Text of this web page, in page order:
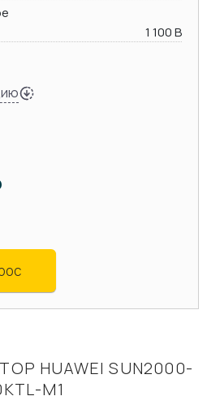
1 100 В
HUAWEI SUN2000-
M1